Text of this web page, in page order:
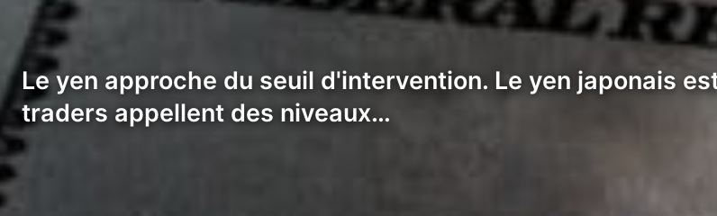
Le yen approche du seuil d'intervention. Le yen japonais
traders appellent des niveaux…